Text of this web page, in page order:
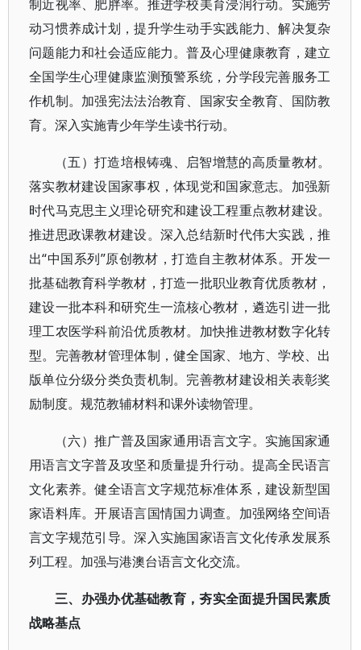
制近视率、肥胖率。推进学校美育浸润行动。实施劳
动习惯养成计划，提升学生动手实践能力、解决复杂
问题能力和社会适应能力。普及心理健康教育，建立
全国学生心理健康监测预警系统，分学段完善服务工
作机制。加强宪法法治教育、国家安全教育、国防教
育。深入实施青少年学生读书行动。
（五）打造培根铸魂、启智增慧的高质量教材。
落实教材建设国家事权，体现党和国家意志。加强新
时代马克思主义理论研究和建设工程重点教材建设。
推进思政课教材建设。深入总结新时代伟大实践，推
出“中国系列”原创教材，打造自主教材体系。开发一
批基础教育科学教材，打造一批职业教育优质教材，
建设一批本科和研究生一流核心教材，遴选引进一批
理工农医学科前沿优质教材。加快推进教材数字化转
型。完善教材管理体制，健全国家、地方、学校、出
版单位分级分类负责机制。完善教材建设相关表彰奖
励制度。规范教辅材料和课外读物管理。
（六）推广普及国家通用语言文字。实施国家通
用语言文字普及攻坚和质量提升行动。提高全民语言
文化素养。健全语言文字规范标准体系，建设新型国
家语料库。开展语言国情国力调查。加强网络空间语
言文字规范引导。深入实施国家语言文化传承发展系
列工程。加强与港澳台语言文化交流。
三、办强办优基础教育，夯实全面提升国民素质
战略基点